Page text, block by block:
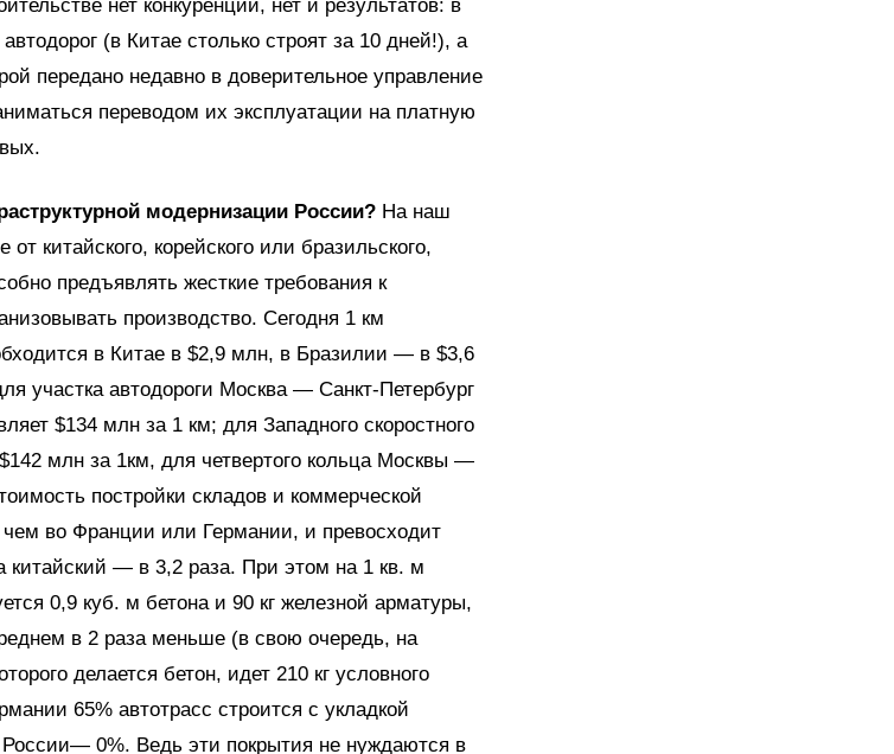
нет конкуренции, нет и результатов: в
(в Китае столько строят за 10 дней!), а
передано недавно в доверительное управление
переводом их эксплуатации на платную
модернизации России? На наш
китайского, корейского или бразильского,
предъявлять жесткие требования к
производство. Сегодня 1 км
в Китае в $2,9 млн, в Бразилии — в $3,6
участка автодороги Москва — Санкт-Петербург
$134 млн за 1 км; для Западного скоростного
млн за 1км, для четвертого кольца Москвы —
постройки складов и коммерческой
во Франции или Германии, и превосходит
китайский — в 3,2 раза. При этом на 1 кв. м
0,9 куб. м бетона и 90 кг железной арматуры,
в 2 раза меньше (в свою очередь, на
делается бетон, идет 210 кг условного
65% автотрасс строится с укладкой
0%. Ведь эти покрытия не нуждаются в